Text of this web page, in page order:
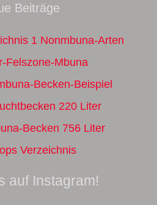
Beiträge
1 Nonmbuna-Arten
Felszone-Mbuna
Becken-Beispiel
220 Liter
Becken 756 Liter
Verzeichnis
auf Instagram!